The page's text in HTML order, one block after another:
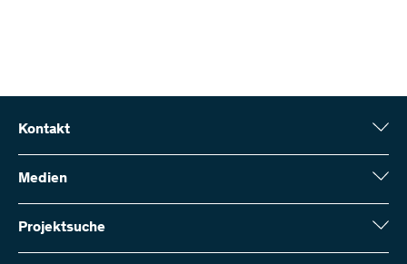
Kontakt
Schweizerischer Nationalfonds (SNF)
Wildhainweg 3
Kontakt aufnehmen
Rechnung senden
Medien
Medienauskünfte
Jahresbericht
Projektsuche
Hier finden Sie umfangreiche Informationen zu den vom SNF